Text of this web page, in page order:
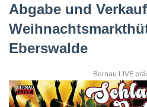
Abgabe und
Eberswalde
Bernau LIVE